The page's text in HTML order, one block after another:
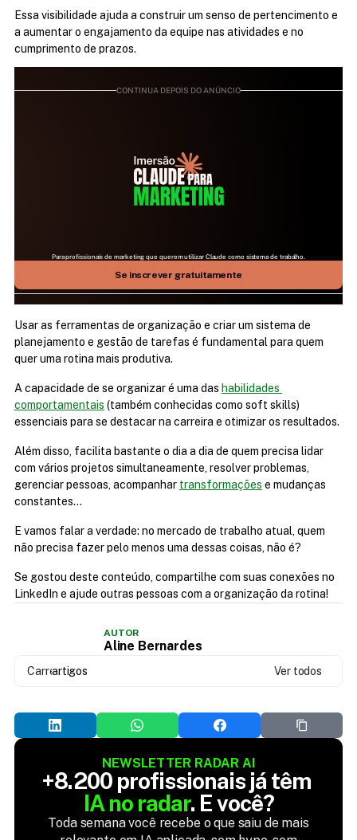
Essa visibilidade ajuda a construir um senso de pertencimento e
a aumentar o engajamento da equipe nas atividades e no
cumprimento de prazos.
CONTINUA DEPOIS DO ANÚNCIO
25 DE JULHO | 09H ÀS 17H | AO VIVO NO ZOOM
trabalhar para você
Para profissionais de marketing que querem utilizar Claude como sistema de trabalho.
Se inscrever gratuitamente
Usar as ferramentas de organização e criar um sistema de
planejamento e gestão de tarefas é fundamental para quem
quer uma rotina mais produtiva.
A capacidade de se organizar é uma das habilidades
comportamentais (também conhecidas como soft skills)
essenciais para se destacar na carreira e otimizar os resultados.
Além disso, facilita bastante o dia a dia de quem precisa lidar
com vários projetos simultaneamente, resolver problemas,
gerenciar pessoas, acompanhar transformações e mudanças
constantes…
E vamos falar a verdade: no mercado de trabalho atual, quem
não precisa fazer pelo menos uma dessas coisas, não é?
Se gostou deste conteúdo, compartilhe com suas conexões no
LinkedIn e ajude outras pessoas com a organização da rotina!
AUTOR
Aline Bernardes
Carregando...
artigos Ver todos
NEWSLETTER RADAR AI
IA no radar. E você?
Toda semana você recebe o que saiu de mais